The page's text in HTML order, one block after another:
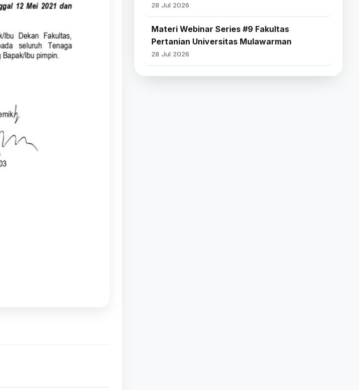
28 Jul 2026
Materi Webinar Series #9 Fakultas
Pertanian Universitas Mulawarman
28 Jul 2026